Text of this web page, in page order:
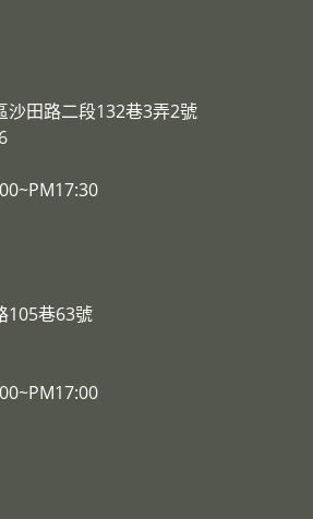
沙田路二段132巷3弄2號
105巷63號